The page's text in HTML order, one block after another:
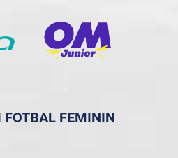
FOTBAL FEMININ